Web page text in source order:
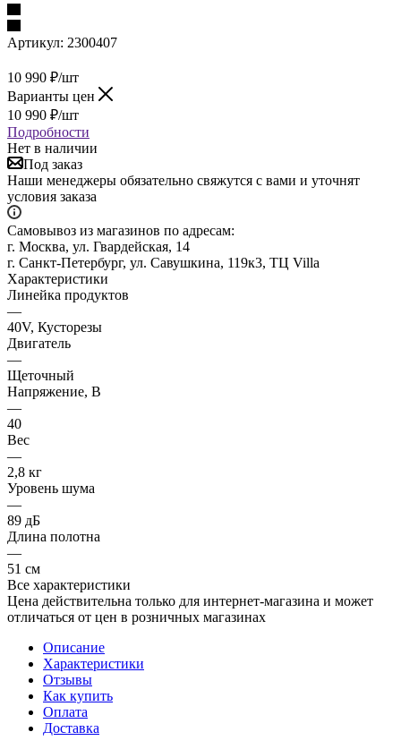
Артикул: 2300407
10 990 ₽/шт
Варианты цен
10 990 ₽/шт
Подробности
Нет в наличии
Под заказ
Наши менеджеры обязательно свяжутся с вами и уточнят
условия заказа
Самовывоз из магазинов по адресам:
г. Москва, ул. Гвардейская, 14
г. Санкт-Петербург, ул. Савушкина, 119к3, ТЦ Villa
Характеристики
Линейка продуктов
—
40V, Кусторезы
Двигатель
—
Щеточный
Напряжение, В
—
40
Вес
—
2,8 кг
Уровень шума
—
89 дБ
Длина полотна
—
51 см
Все характеристики
Цена действительна только для интернет-магазина и может
отличаться от цен в розничных магазинах
Описание
Характеристики
Отзывы
Как купить
Оплата
Доставка